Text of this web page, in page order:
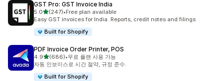
GST Pro: GST Invoice India
5.0별 5개 중
(247)
총 리뷰 247개
•Free plan available
Easy GST invoices for India. Reports, credit notes and filings
Built for Shopify
PDF Invoice Order Printer, POS
4.9별 5개 중
(686)
총 리뷰 686개
•무료 플랜 사용 가능
자동 인보이스로 시간 절약, 규정 준수.
Built for Shopify